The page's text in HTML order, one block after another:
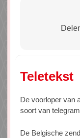
Teletekst
De voorloper van
soort van
De Belgische